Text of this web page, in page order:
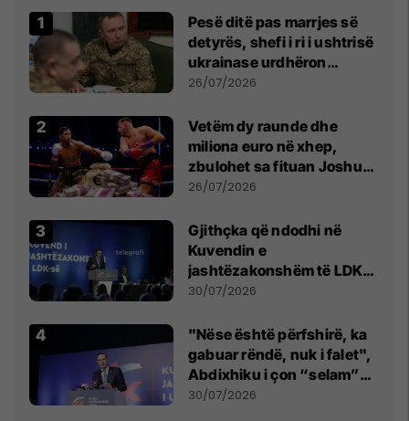
Pesë ditë pas marrjes së
detyrës, shefi i ri i ushtrisë
ukrainase urdhëron
kontroll të madh
26/07/2026
Vetëm dy raunde dhe
miliona euro në xhep,
zbulohet sa fituan Joshua
e Prenga
26/07/2026
Gjithçka që ndodhi në
Kuvendin e
jashtëzakonshëm të LDK-
së
30/07/2026
"Nëse është përfshirë, ka
gabuar rëndë, nuk i falet",
Abdixhiku i çon “selam”
Përparim Ramës
30/07/2026